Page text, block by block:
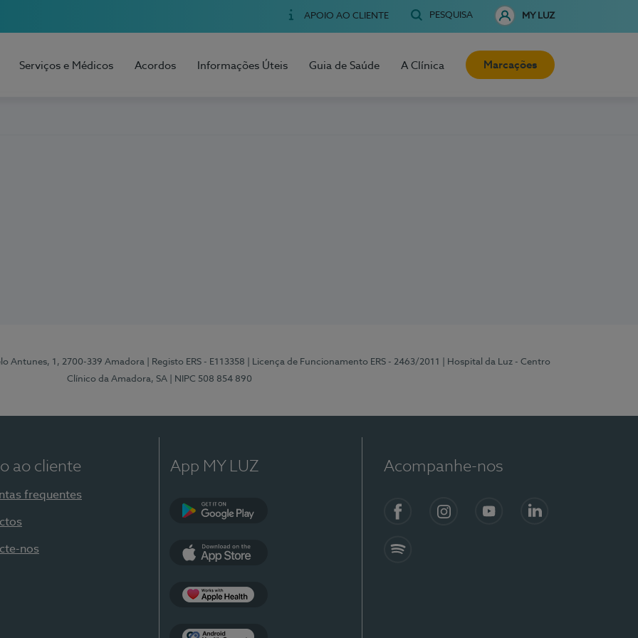
APOIO AO CLIENTE PESQUISA MY LUZ
Serviços e Médicos Acordos Informações Úteis Guia de Saúde A Clínica Marcações
Antunes, 1, 2700-339 Amadora | Registo ERS - E113358 | Licença de Funcionamento ERS - 2463/2011
| Hospital da Luz - Centro
Clínico da Amadora, SA
| NIPC 508 854 890
ao cliente
frequentes
nos
App MY LUZ Acompanhe-nos